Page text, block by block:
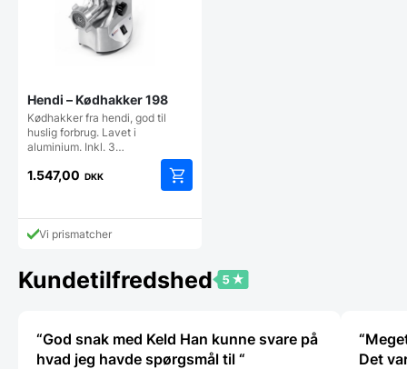
Hendi – Kødhakker 198
Kødhakker fra hendi, god til
huslig forbrug. Lavet i
aluminium. Inkl. 3…
1.547,00 DKK
Vi prismatcher
Kundetilfredshed
“God snak med Keld Han kunne svare på
hvad jeg havde spørgsmål til “
Det